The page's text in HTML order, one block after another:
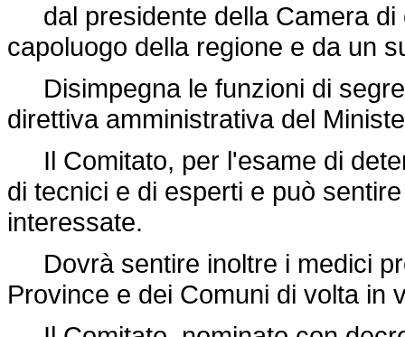
dal presidente della Camera di
capoluogo della regione e da un
Disimpegna le funzioni di
direttiva amministrativa del
Il Comitato, per l'esame di
di tecnici e di esperti e può
interessate.
Dovrà sentire inoltre i medici
Province e dei Comuni di volta in